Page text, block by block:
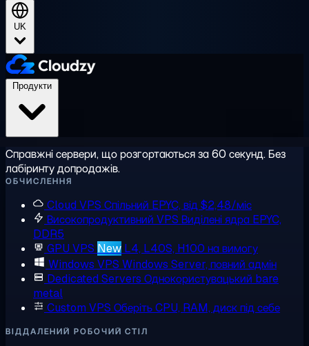
UK
Справжні сервери, що розгортаються за 60 секунд. Без
лабіринту допродажів.
ОБЧИСЛЕННЯ
Cloud VPS Спільний EPYC, від $2,48/міс
Високопродуктивний VPS Виділені ядра EPYC,
DDR5
GPU VPS New L4, L40S, H100 на вимогу
Windows VPS Windows Server, повний адмін
Dedicated Servers Однокористувацький bare
metal
Custom VPS Оберіть CPU, RAM, диск під себе
ВІДДАЛЕНИЙ РОБОЧИЙ СТІЛ